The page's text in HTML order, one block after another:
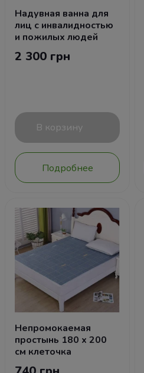
Надувная ванна для
лиц с инвалидностью
и пожилых людей
2 300 грн
В корзину
Подробнее
Непромокаемая
простынь 180 х 200
см клеточка